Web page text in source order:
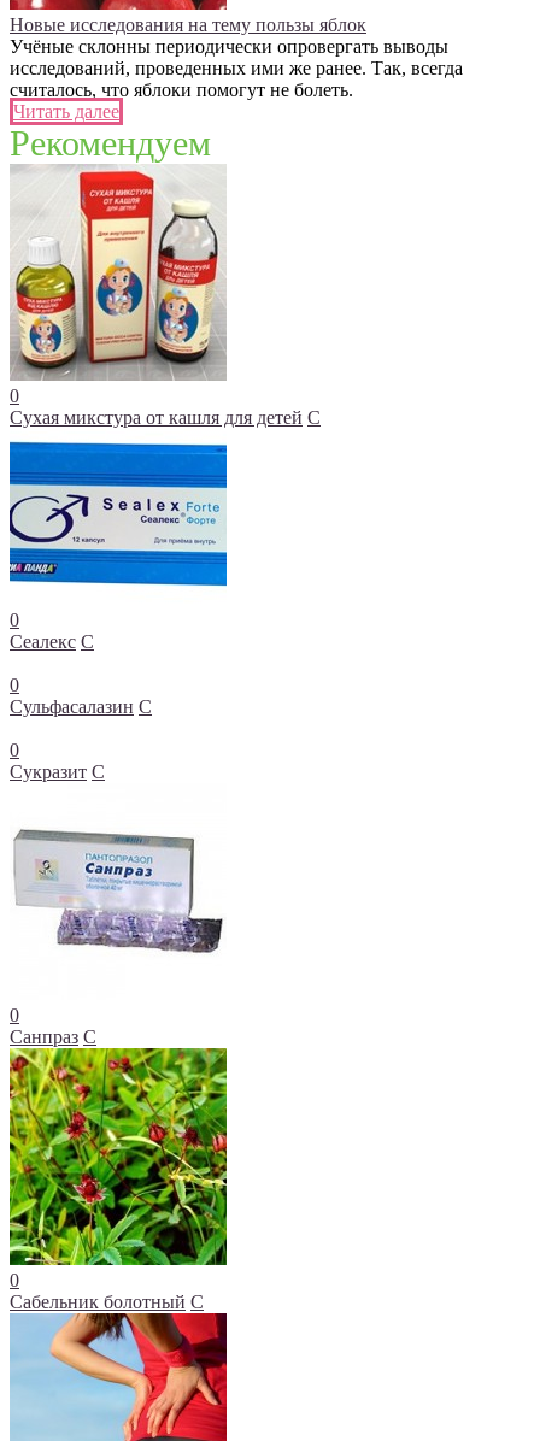
Новые исследования на тему пользы яблок
Учёные склонны периодически опровергать выводы
исследований, проведенных ими же ранее. Так, всегда
считалось, что яблоки помогут не болеть.
Читать далее
Рекомендуем
0
Сухая микстура от кашля для детей С
0
Сеалекс С
0
Сульфасалазин С
0
Сукразит С
0
Санпраз С
0
Сабельник болотный С